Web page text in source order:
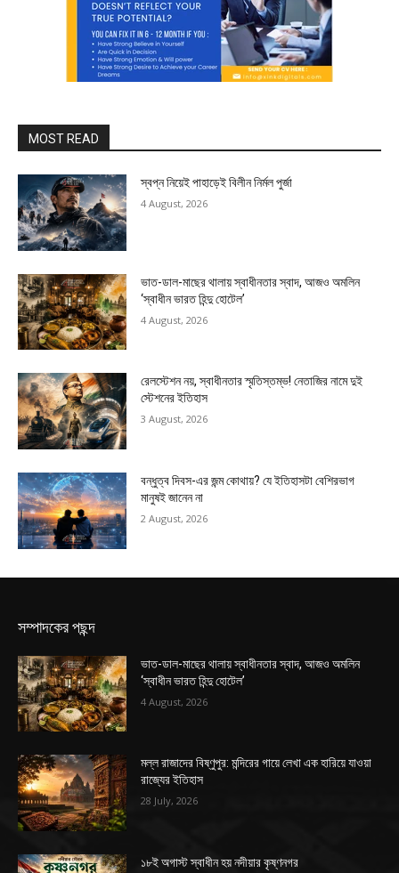
MOST READ
স্বপ্ন নিয়েই পাহাড়েই বিলীন নির্মল পুর্জা
4 August, 2026
ভাত-ডাল-মাছের থালায় স্বাধীনতার স্বাদ, আজও অমলিন
‘স্বাধীন ভারত হিন্দু হোটেল’
4 August, 2026
রেলস্টেশন নয়, স্বাধীনতার স্মৃতিস্তম্ভ! নেতাজির নামে দুই
স্টেশনের ইতিহাস
3 August, 2026
বন্ধুত্ব দিবস-এর জন্ম কোথায়? যে ইতিহাসটা বেশিরভাগ
মানুষই জানেন না
2 August, 2026
সম্পাদকের পছন্দ
ভাত-ডাল-মাছের থালায় স্বাধীনতার স্বাদ, আজও অমলিন
‘স্বাধীন ভারত হিন্দু হোটেল’
4 August, 2026
মল্ল রাজাদের বিষ্ণুপুর: মন্দিরের গায়ে লেখা এক হারিয়ে যাওয়া
রাজ্যের ইতিহাস
28 July, 2026
১৮ই অগাস্ট স্বাধীন হয় নদীয়ার কৃষ্ণনগর